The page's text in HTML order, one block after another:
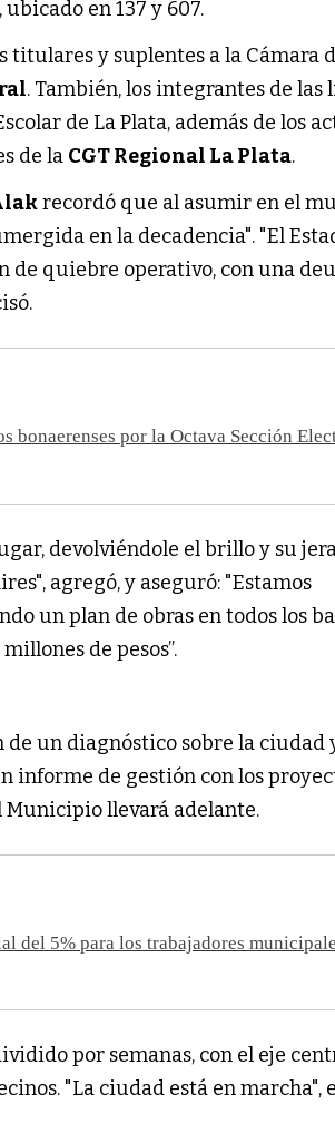
en 137 y 607.
y suplentes a la Cámara
. También, los integrantes de las
de La Plata, además de los
de la CGT Regional La Plata.
recordó que al asumir en el
en la decadencia". "El
de quiebre operativo, con una
bonaerenses por la Octava Sección
devolviéndole el brillo y su
agregó, y aseguró: "Estamos
un plan de obras en todos los
de pesos”.
un diagnóstico sobre la ciudad
informe de gestión con los
Municipio llevará adelante.
del 5% para los trabajadores
por semanas, con el eje
"La ciudad está en marcha",